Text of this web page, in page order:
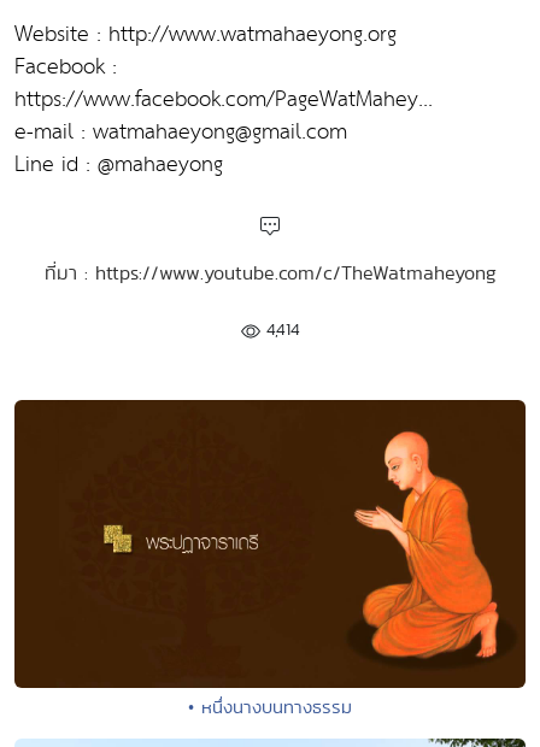
Website : http://www.watmahaeyong.org
Facebook :
https://www.facebook.com/PageWatMahey...
e-mail : watmahaeyong@gmail.com
Line id : @mahaeyong
ที่มา : https://www.youtube.com/c/TheWatmaheyong
4,414
• หนึ่งนางบนทางธรรม